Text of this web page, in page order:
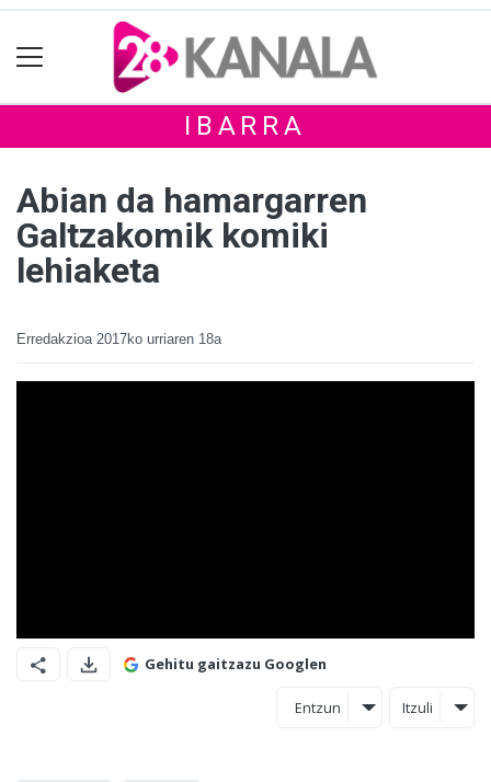
IBARRA
Abian da hamargarren
Galtzakomik komiki
lehiaketa
Erredakzioa 2017ko urriaren 18a
Gehitu gaitzazu Googlen
Entzun Itzuli